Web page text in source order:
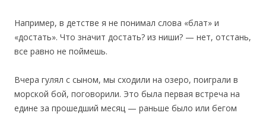
Например, в детстве я не понимал слова «блат» и
«достать». Что значит достать? из ниши? — нет, отстань,
все равно не поймешь.
Вчера гулял с сыном, мы сходили на озеро, поиграли в
морской бой, поговорили. Это была первая встреча на
едине за прошедший месяц — раньше было или бегом